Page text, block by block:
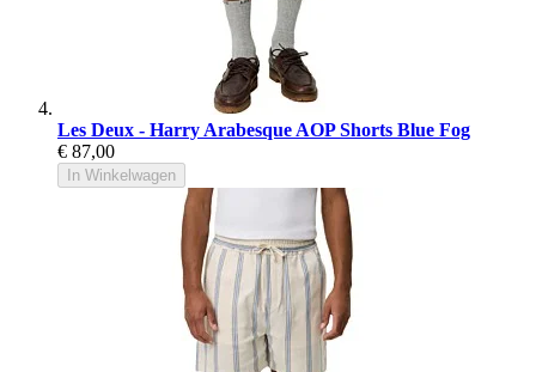
Les Deux - Harry Arabesque AOP Shorts Blue Fog
€ 87,00
In Winkelwagen